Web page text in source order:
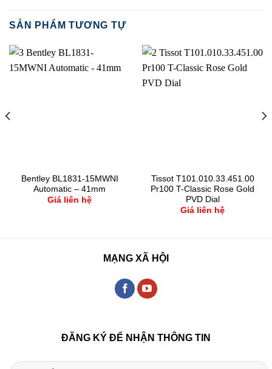
SẢN PHẨM TƯƠNG TỰ
Bentley BL1831-15MWNI
Automatic – 41mm
Giá liên hệ
Tissot T101.010.33.451.00
Pr100 T-Classic Rose Gold
PVD Dial
Giá liên hệ
MẠNG XÃ HỘI
ĐĂNG KÝ ĐỂ NHẬN THÔNG TIN